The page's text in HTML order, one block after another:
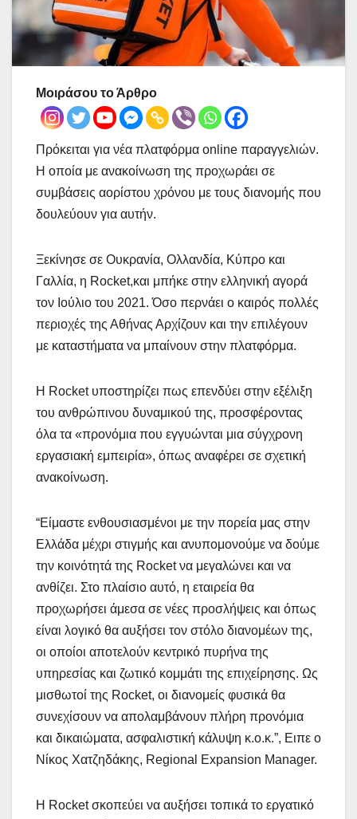
Μοιράσου το Άρθρο
Πρόκειται για νέα πλατφόρμα online παραγγελιών.
Η οποία με ανακοίνωση της προχωράει σε
συμβάσεις αορίστου χρόνου με τους διανομής που
δουλεύουν για αυτήν.
Ξεκίνησε σε Ουκρανία, Ολλανδία, Κύπρο και
Γαλλία, η Rocket,και μπήκε στην ελληνική αγορά
τον Ιούλιο του 2021. Όσο περνάει ο καιρός πολλές
περιοχές της Αθήνας Αρχίζουν και την επιλέγουν
με καταστήματα να μπαίνουν στην πλατφόρμα.
Η Rocket υποστηρίζει πως επενδύει στην εξέλιξη
του ανθρώπινου δυναμικού της, προσφέροντας
όλα τα «προνόμια που εγγυώνται μια σύγχρονη
εργασιακή εμπειρία», όπως αναφέρει σε σχετική
ανακοίνωση.
“Είμαστε ενθουσιασμένοι με την πορεία μας στην
Ελλάδα μέχρι στιγμής και ανυπομονούμε να δούμε
την κοινότητά της Rocket να μεγαλώνει και να
ανθίζει. Στο πλαίσιο αυτό, η εταιρεία θα
προχωρήσει άμεσα σε νέες προσλήψεις και όπως
είναι λογικό θα αυξήσει τον στόλο διανομέων της,
οι οποίοι αποτελούν κεντρικό πυρήνα της
υπηρεσίας και ζωτικό κομμάτι της επιχείρησης. Ως
μισθωτοί της Rocket, οι διανομείς φυσικά θα
συνεχίσουν να απολαμβάνουν πλήρη προνόμια
και δικαιώματα, ασφαλιστική κάλυψη κ.ο.κ.”, Ειπε ο
Νίκος Χατζηδάκης, Regional Expansion Manager.
Η Rocket σκοπεύει να αυξήσει τοπικά το εργατικό